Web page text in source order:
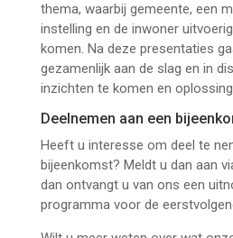
thema, waarbij gemeente, een
instelling en de inwoner
komen. Na deze presentaties
gezamenlijk aan de slag en in
inzichten te komen en
Deelnemen aan een
Heeft u interesse om deel te
bijeenkomst? Meldt u dan aan
dan ontvangt u van ons een
programma voor de